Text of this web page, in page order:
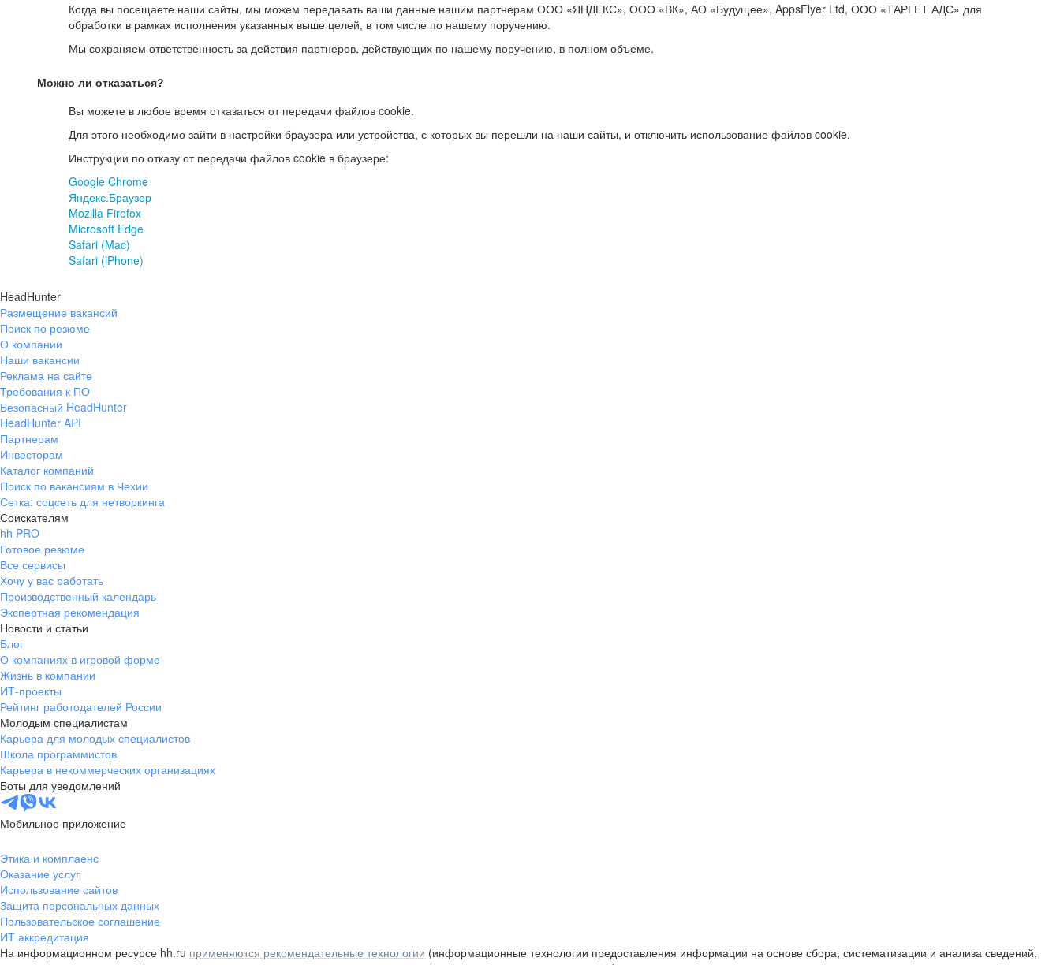
Когда вы посещаете наши сайты, мы можем передавать ваши данные нашим партнерам ООО «ЯНДЕКС», ООО «ВК», АО «Будущее», AppsFlyer Ltd, ООО «ТАРГЕТ АДС» для
обработки в рамках исполнения указанных выше целей, в том числе по нашему поручению.
Мы сохраняем ответственность за действия партнеров, действующих по нашему поручению, в полном объеме.
Можно ли отказаться?
Вы можете в любое время отказаться от передачи файлов cookie.
Для этого необходимо зайти в настройки браузера или устройства, с которых вы перешли на наши сайты, и отключить использование файлов cookie.
Инструкции по отказу от передачи файлов cookie в браузере:
Google Chrome
Яндекс.Браузер
Mozilla Firefox
Microsoft Edge
Safari (Mac)
Safari (iPhone)
HeadHunter
Размещение вакансий
Поиск по резюме
О компании
Наши вакансии
Реклама на сайте
Требования к ПО
Безопасный HeadHunter
HeadHunter API
Партнерам
Инвесторам
Каталог компаний
Поиск по вакансиям в Чехии
Сетка: соцсеть для нетворкинга
Соискателям
hh PRO
Готовое резюме
Все сервисы
Хочу у вас работать
Производственный календарь
Экспертная рекомендация
Новости и статьи
Блог
О компаниях в игровой форме
Жизнь в компании
ИТ-проекты
Рейтинг работодателей России
Молодым специалистам
Карьера для молодых специалистов
Школа программистов
Карьера в некоммерческих организациях
Боты для уведомлений
Мобильное приложение
Этика и комплаенс
Оказание услуг
Использование сайтов
Защита персональных данных
Пользовательское соглашение
ИТ аккредитация
На информационном ресурсе hh.ru применяются рекомендательные технологии (информационные технологии предоставления информации на основе сбора, систематизации и анализа сведений,